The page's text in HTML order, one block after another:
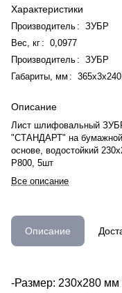
Характеристики
Производитель : ЗУБР
Вес, кг : 0,0977
Производитель : ЗУБР
Габариты, мм : 365х3х240
Описание
Лист шлифовальный
"СТАНДАРТ" на бумажной
основе, водостойкий
Р800, 5шт
Все описание
Описание
-Размер: 230х280 мм